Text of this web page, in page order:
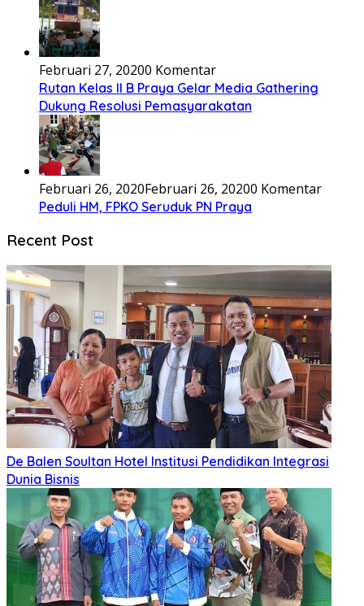
Februari 27, 20200 Komentar
Rutan Kelas II B Praya Gelar Media Gathering
Dukung Resolusi Pemasyarakatan
Februari 26, 2020Februari 26, 20200 Komentar
Peduli HM, FPKO Seruduk PN Praya
Recent Post
De Balen Soultan Hotel Institusi Pendidikan Integrasi
Dunia Bisnis